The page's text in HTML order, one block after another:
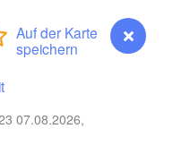
07.08.2026,